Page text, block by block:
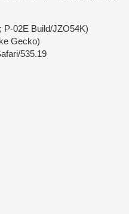
P-02E Build/JZO54K)
Gecko)
535.19